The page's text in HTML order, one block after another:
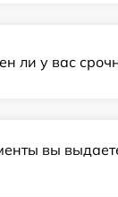
ли у вас
вы